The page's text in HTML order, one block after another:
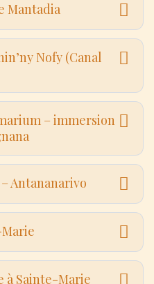
de l’Est. Arrêt à
endémiques.
de la réserve privée
les lémuriens,
Mantadia
le parc national de
Observation de
endémiques et
Nofy (Canal
– immersion
Antananarivo
à Sainte-Marie